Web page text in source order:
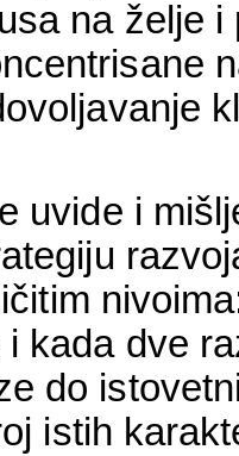
na želje
uvide i
kada dve
do
istih